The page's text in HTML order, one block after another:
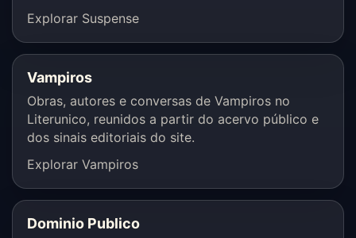
Explorar Suspense
Vampiros
Obras, autores e conversas de Vampiros no
Literunico, reunidos a partir do acervo público e
dos sinais editoriais do site.
Explorar Vampiros
Dominio Publico